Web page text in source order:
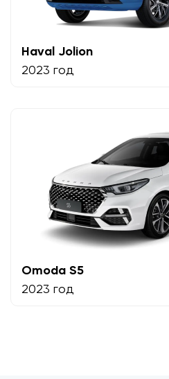
Haval Jolion
2023 год
Omoda S5
2023 год